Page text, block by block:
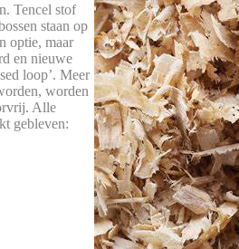
Tencel stof
staan op
optie, maar
en nieuwe
loop’. Meer
worden
Alle
gebleven: